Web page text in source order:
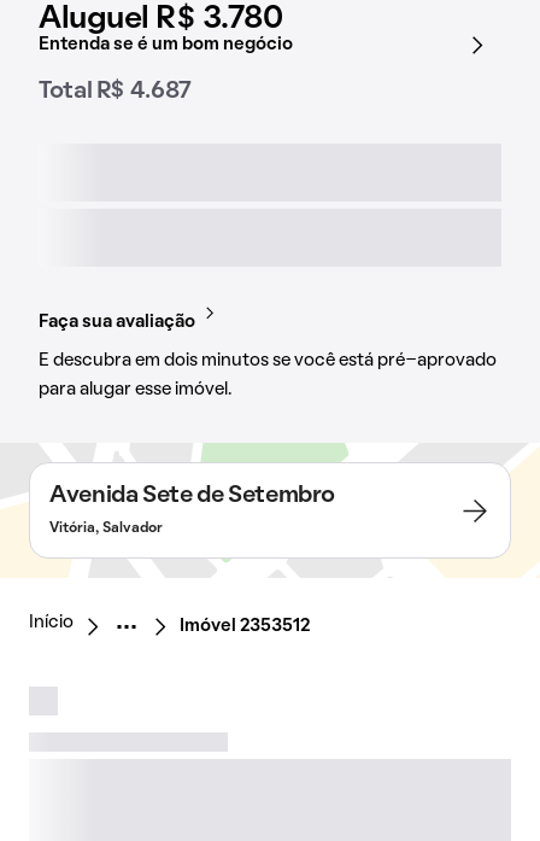
Aluguel R$ 3.780
Entenda se é um bom negócio
Total R$ 4.687
Faça sua avaliação
E descubra em dois minutos se você está pré-aprovado
para alugar esse imóvel.
Avenida Sete de Setembro
Vitória, Salvador
Início Imóvel 2353512